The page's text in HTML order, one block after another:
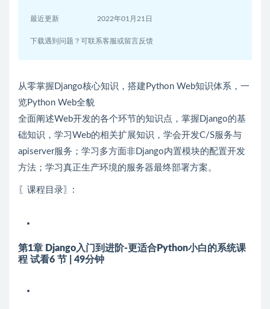
最近更新 2022年01月21日
下载遇到问题？可联系客服或留言反馈
从零掌握Django核心知识，搭建Python Web知识体系，一
览Python Web全貌
全面阐述Web开发的各个环节的知识点，掌握Django的基
础知识，学习Web的相关扩展知识，学会开发C/S服务与
apiserver服务；学习多方面非Django内置模块的配置开发
方法；学习真正生产环境的服务器最终部署方案。
〖课程目录〗:
第1章 Django入门到进阶-更适合Python小白的系统课
程 试看6 节 | 49分钟